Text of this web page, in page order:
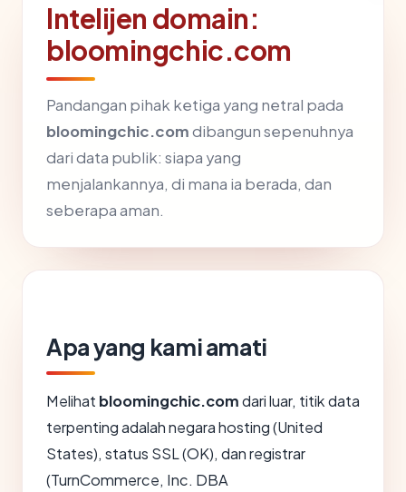
Intelijen domain:
bloomingchic.com
Pandangan pihak ketiga yang netral pada
bloomingchic.comdibangun sepenuhnya
dari data publik: siapa yang
menjalankannya, di mana ia berada, dan
seberapa aman.
Apa yang kami amati
Melihat bloomingchic.comdari luar, titik data
terpenting adalah negara hosting (United
States), status SSL (OK), dan registrar
(TurnCommerce, Inc. DBA